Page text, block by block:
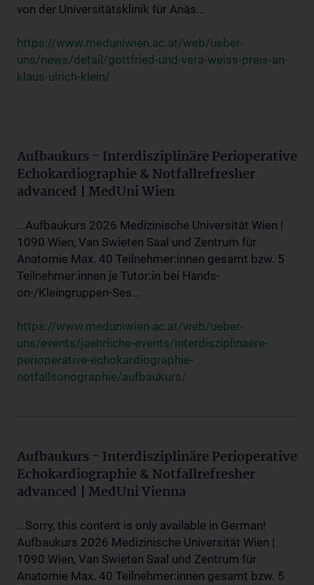
von der Universitätsklinik für Anäs...
https://www.meduniwien.ac.at/web/ueber-
uns/news/detail/gottfried-und-vera-weiss-preis-an-
klaus-ulrich-klein/
Aufbaukurs - Interdisziplinäre Perioperative
Echokardiographie & Notfallrefresher
advanced | MedUni Wien
...Aufbaukurs 2026 Medizinische Universität Wien |
1090 Wien, Van Swieten Saal und Zentrum für
Anatomie Max. 40 Teilnehmer:innen gesamt bzw. 5
Teilnehmer:innen je Tutor:in bei Hands-
on-/Kleingruppen-Ses...
https://www.meduniwien.ac.at/web/ueber-
uns/events/jaehrliche-events/interdisziplinaere-
perioperative-echokardiographie-
notfallsonographie/aufbaukurs/
Aufbaukurs - Interdisziplinäre Perioperative
Echokardiographie & Notfallrefresher
advanced | MedUni Vienna
...Sorry, this content is only available in German!
Aufbaukurs 2026 Medizinische Universität Wien |
1090 Wien, Van Swieten Saal und Zentrum für
Anatomie Max. 40 Teilnehmer:innen gesamt bzw. 5